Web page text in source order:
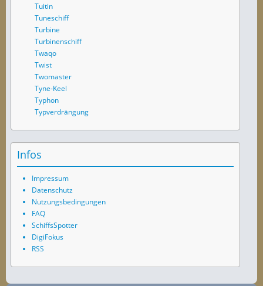
Tuitin
Tuneschiff
Turbine
Turbinenschiff
Twaqo
Twist
Twomaster
Tyne-Keel
Typhon
Typverdrängung
Infos
Impressum
Datenschutz
Nutzungsbedingungen
FAQ
SchiffsSpotter
DigiFokus
RSS